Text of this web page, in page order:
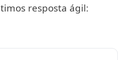
resposta ágil: